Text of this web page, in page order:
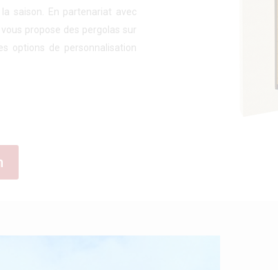
saison. En partenariat avec
vous propose des pergolas sur
options de personnalisation